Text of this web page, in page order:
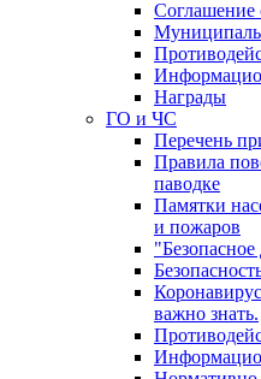
Соглашение
Награды
ГО и ЧС
Перечень
Правила
паводке
Памятки
и пожаров
"Безопасное
важно знать.